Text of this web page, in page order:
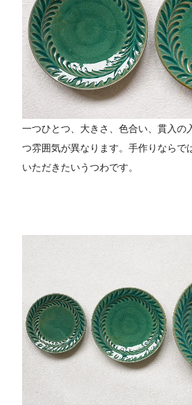
一つひとつ、大きさ、色合い、貫入の
つ雰囲気が異なります。手作りならで
いただきたいうつわです。